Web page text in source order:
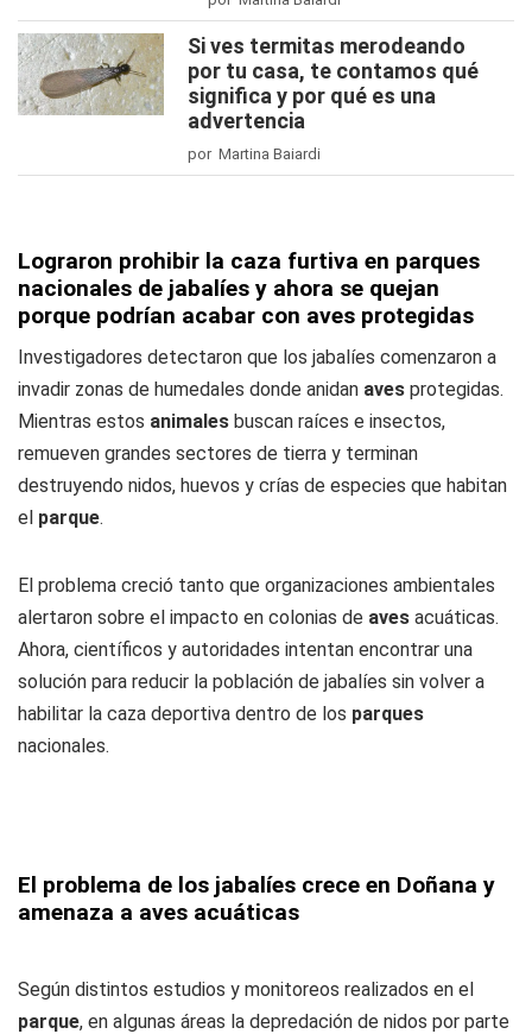
Si ves termitas merodeando
por tu casa, te contamos qué
significa y por qué es una
advertencia
por Martina Baiardi
Lograron prohibir la caza furtiva en parques
nacionales de jabalíes y ahora se quejan
porque podrían acabar con aves protegidas
Investigadores detectaron que los jabalíes comenzaron a
invadir zonas de humedales donde anidan aves protegidas.
Mientras estos animales buscan raíces e insectos,
remueven grandes sectores de tierra y terminan
destruyendo nidos, huevos y crías de especies que habitan
el parque.
El problema creció tanto que organizaciones ambientales
alertaron sobre el impacto en colonias de aves acuáticas.
Ahora, científicos y autoridades intentan encontrar una
solución para reducir la población de jabalíes sin volver a
habilitar la caza deportiva dentro de los parques
nacionales.
El problema de los jabalíes crece en Doñana y
amenaza a aves acuáticas
Según distintos estudios y monitoreos realizados en el
parque, en algunas áreas la depredación de nidos por parte